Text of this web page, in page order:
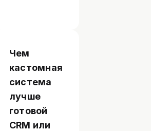
Чем
кастомная
система
лучше
готовой
CRM или